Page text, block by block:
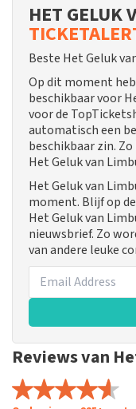
HET GELUK
Beste Het Geluk
Op dit moment
beschikbaar voor
voor de
automatisch een
beschikbaar zin.
Het Geluk van
Het Geluk van
moment. Blijf op
Het Geluk van
nieuwsbrief. Zo
van andere leuke
Reviews van